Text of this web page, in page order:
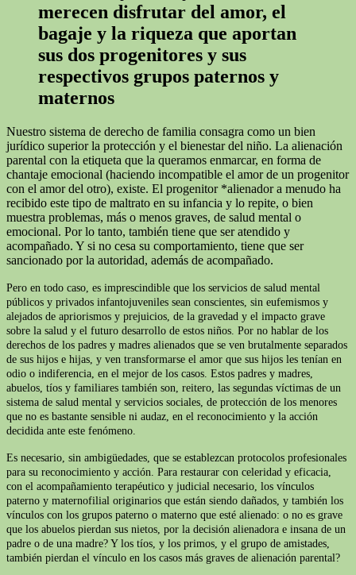
merecen disfrutar del amor, el
bagaje y la riqueza que aportan
sus dos progenitores y sus
respectivos grupos paternos y
maternos
Nuestro sistema de derecho de familia consagra como un bien
jurídico superior la protección y el bienestar del niño. La alienación
parental con la etiqueta que la queramos enmarcar, en forma de
chantaje emocional (haciendo incompatible el amor de un progenitor
con el amor del otro), existe. El progenitor *alienador a menudo ha
recibido este tipo de maltrato en su infancia y lo repite, o bien
muestra problemas, más o menos graves, de salud mental o
emocional. Por lo tanto, también tiene que ser atendido y
acompañado. Y si no cesa su comportamiento, tiene que ser
sancionado por la autoridad, además de acompañado.
Pero en todo caso, es imprescindible que los servicios de salud mental
públicos y privados infantojuveniles sean conscientes, sin eufemismos y
alejados de apriorismos y prejuicios, de la gravedad y el impacto grave
sobre la salud y el futuro desarrollo de estos niños. Por no hablar de los
derechos de los padres y madres alienados que se ven brutalmente separados
de sus hijos e hijas, y ven transformarse el amor que sus hijos les tenían en
odio o indiferencia, en el mejor de los casos. Estos padres y madres,
abuelos, tíos y familiares también son, reitero, las segundas víctimas de un
sistema de salud mental y servicios sociales, de protección de los menores
que no es bastante sensible ni audaz, en el reconocimiento y la acción
decidida ante este fenómeno.
Es necesario, sin ambigüedades, que se establezcan protocolos profesionales
para su reconocimiento y acción. Para restaurar con celeridad y eficacia,
con el acompañamiento terapéutico y judicial necesario, los vínculos
paterno y maternofilial originarios que están siendo dañados, y también los
vínculos con los grupos paterno o materno que esté alienado: o no es grave
que los abuelos pierdan sus nietos, por la decisión alienadora e insana de un
padre o de una madre? Y los tíos, y los primos, y el grupo de amistades,
también pierdan el vínculo en los casos más graves de alienación parental?